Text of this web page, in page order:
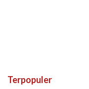
Terpopuler